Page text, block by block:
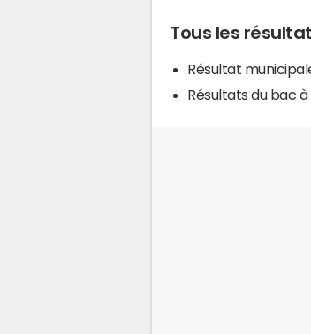
Tous les
Résultat
Résultats du bac à